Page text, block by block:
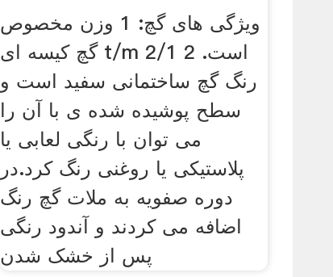
ویژگی های گچ: 1 وزن مخصوص
گچ کیسه ای t/m 2/1 است. 2
رنگ گچ ساختمانی سفید است و
سطح پوشیده شده ی با آن را
می توان با رنگی لعابی یا
پلاستیکی یا روغنی رنگ کرد.در
دوره صفویه به ملات گچ رنگ
اضافه می کردند و آندود رنگی
پس از خشک شدن